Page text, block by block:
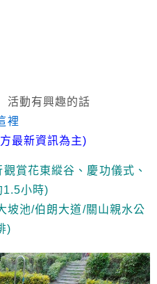
活動有興趣的話
裡
最新資訊為主)
賞花東縱谷、慶功儀式、
1.5小時)
坡池/伯朗大道/關山親水公
)